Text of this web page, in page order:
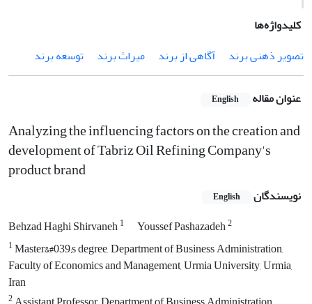
کلیدواژه‌ها
تصویر ذهنی برند
آگاهی از برند میراث برند توسعه برند
عنوان مقاله English
Analyzing the influencing factors on the creation and
development of Tabriz Oil Refining Company's
product brand
نویسندگان English
Behzad Haghi Shirvaneh1 Youssef Pashazadeh2
1Master&#039;s degree, Department of Business Administration,
Faculty of Economics and Management, Urmia University, Urmia,
Iran
2